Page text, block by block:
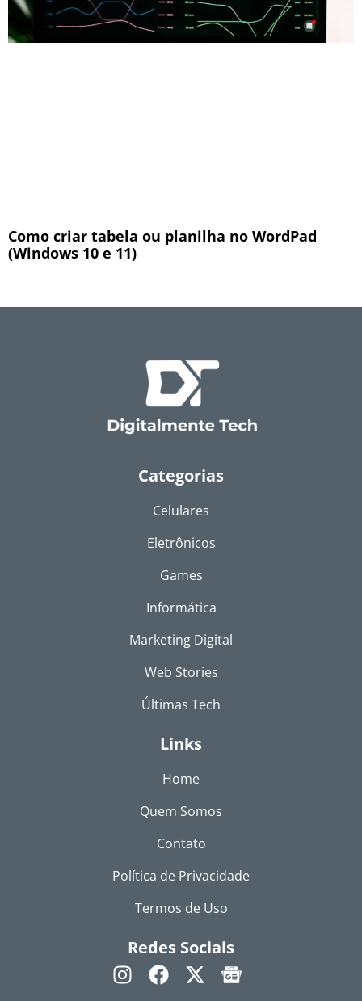
Como criar tabela ou planilha no WordPad
(Windows 10 e 11)
Categorias
Celulares
Eletrônicos
Games
Informática
Marketing Digital
Web Stories
Últimas Tech
Links
Home
Quem Somos
Contato
Política de Privacidade
Termos de Uso
Redes Sociais